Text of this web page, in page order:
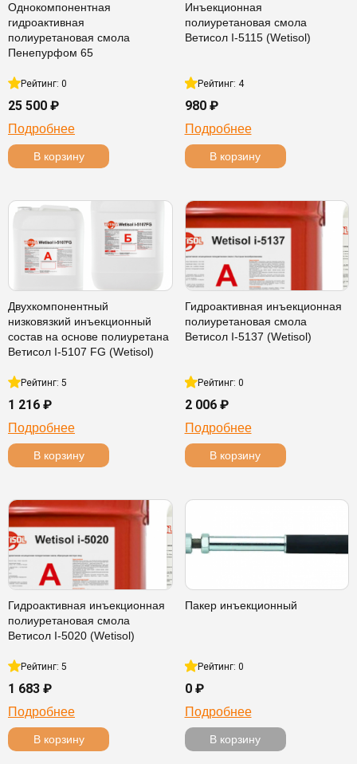
Однокомпонентная
гидроактивная
полиуретановая смола
Пенепурфом 65
Рейтинг: 0
25 500 ₽
Подробнее
В корзину
Инъекционная
полиуретановая смола
Ветисол I-5115 (Wetisol)
Рейтинг: 4
980 ₽
Подробнее
В корзину
Двухкомпонентный
низковязкий инъекционный
состав на основе полиуретана
Ветисол I-5107 FG (Wetisol)
Рейтинг: 5
1 216 ₽
Подробнее
В корзину
Гидроактивная инъекционная
полиуретановая смола
Ветисол I-5137 (Wetisol)
Рейтинг: 0
2 006 ₽
Подробнее
В корзину
Гидроактивная инъекционная
полиуретановая смола
Ветисол I-5020 (Wetisol)
Рейтинг: 5
1 683 ₽
Подробнее
В корзину
Пакер инъекционный
Рейтинг: 0
0 ₽
Подробнее
В корзину